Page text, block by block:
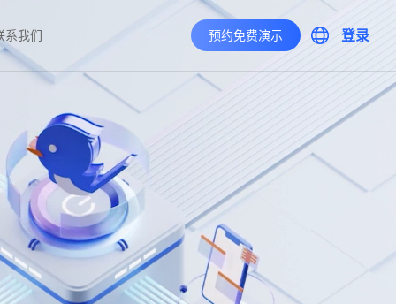
系我们 预约免费演示 登录